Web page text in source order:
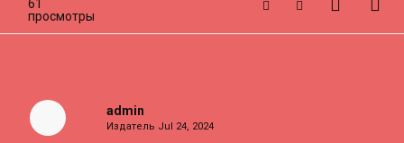
61
просмотры
admin
Издатель Jul 24, 2024